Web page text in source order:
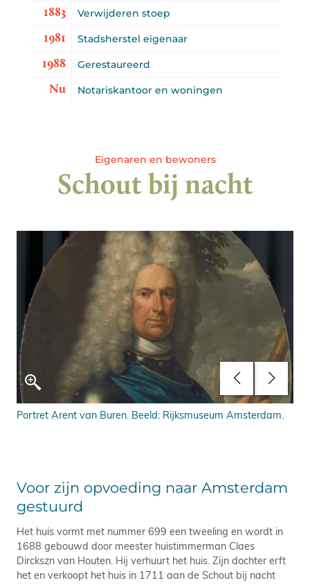
1883 Verwijderen stoep
1981 Stadsherstel eigenaar
1988 Gerestaureerd
Nu Notariskantoor en woningen
Eigenaren en bewoners
Schout bij nacht
Portret Arent van Buren. Beeld: Rijksmuseum Amsterdam.
Voor zijn opvoeding naar Amsterdam
gestuurd
Het huis vormt met nummer 699 een tweeling en wordt in
1688 gebouwd door meester huistimmerman Claes
Dirckszn van Houten. Hij verhuurt het huis. Zijn dochter erft
het en verkoopt het huis in 1711 aan de Schout bij nacht